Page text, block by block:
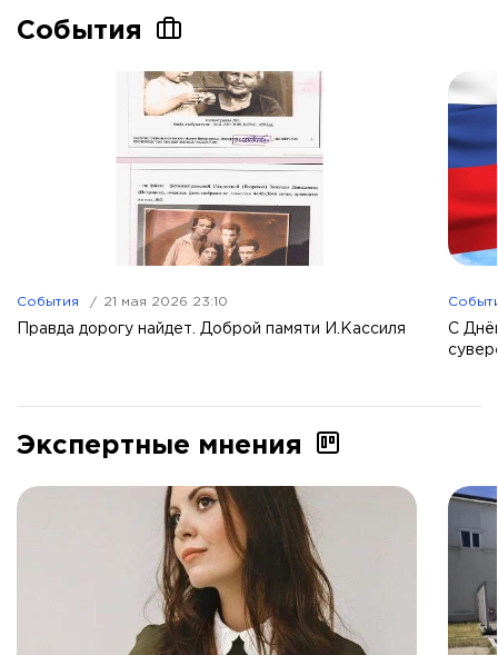
События
События 21 мая 2026 23:10
Правда дорогу найдет. Доброй памяти И.Кассиля
С
Экспертные мнения